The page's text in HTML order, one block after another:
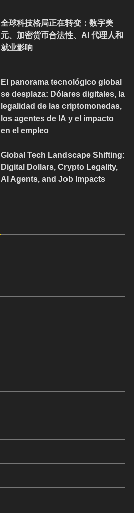
全球科技格局正在转变：数字美
元、加密货币合法性、AI 代理人和
就业影响
El panorama tecnológico global
se desplaza: Dólares digitales, la
legalidad de las criptomonedas,
los agentes de IA y el impacto
en el empleo
Global Tech Landscape Shifting:
Digital Dollars, Crypto Legality,
AI Agents, and Job Impacts